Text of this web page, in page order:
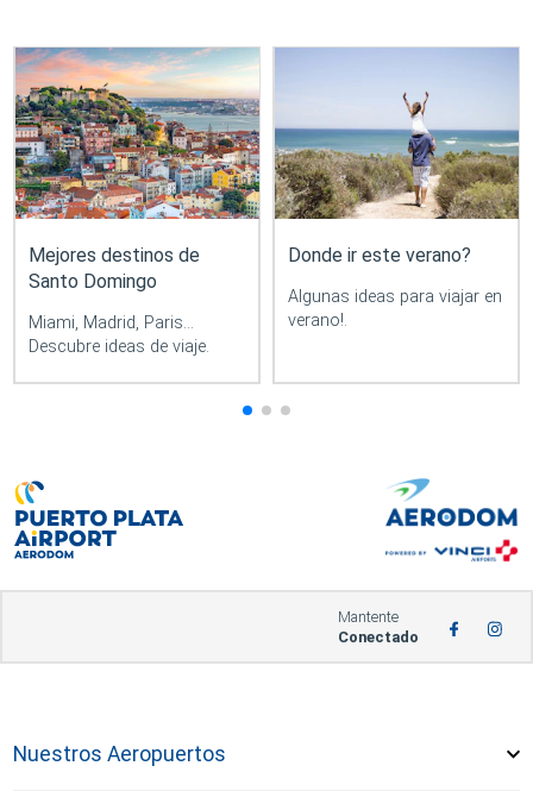
Mejores destinos de
Santo Domingo
Miami, Madrid, Paris...
Descubre ideas de viaje.
Donde ir este verano?
Algunas ideas para viajar en
verano!.
Mantente
Conectado
Nuestros Aeropuertos